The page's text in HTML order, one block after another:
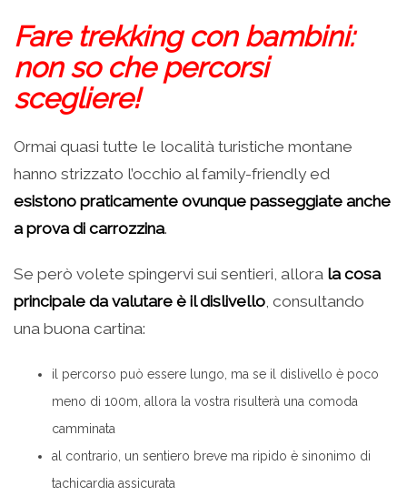
Fare trekking con bambini:
non so che percorsi
scegliere!
Ormai quasi tutte le località turistiche montane
hanno strizzato l’occhio al family-friendly ed
esistono praticamente ovunque passeggiate anche
a prova di carrozzina.
Se però volete spingervi sui sentieri, allora la cosa
principale da valutare è il dislivello, consultando
una buona cartina:
il percorso può essere lungo, ma se il dislivello è poco
meno di 100m, allora la vostra risulterà una comoda
camminata
al contrario, un sentiero breve ma ripido è sinonimo di
tachicardia assicurata